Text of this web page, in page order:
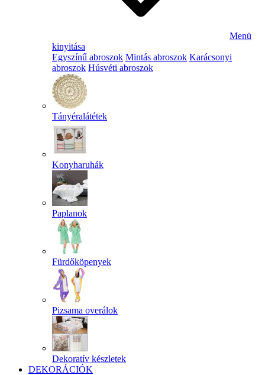
Menü
kinyitása
Egyszínű abroszok Mintás abroszok Karácsonyi
abroszok Húsvéti abroszok
Tányéralátétek
Konyharuhák
Paplanok
Fürdőköpenyek
Pizsama overálok
Dekoratív készletek
DEKORÁCIÓK